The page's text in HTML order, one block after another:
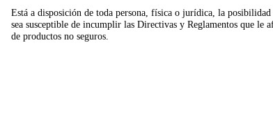
Está a disposición de toda persona, física o jurídica, la
sea susceptible de incumplir las Directivas y Reglamentos que
de productos no seguros.